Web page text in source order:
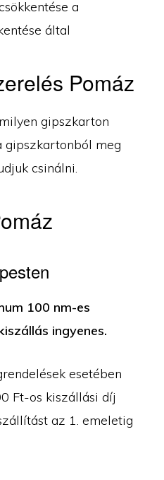
a
által
Pomáz
gipszkarton
gipszkartonból meg
csinálni.
100 nm-es
ingyenes.
esetében
Ft-os kiszállási díj
az 1. emeletig